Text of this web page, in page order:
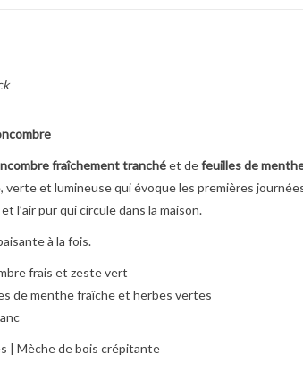
fraîchement tranchéet defeuilles de
verte et lumineuse qui évoque les premières
l’air pur qui circule dans la maison.
à la fois.
frais et zeste vert
de menthe fraîche et herbes vertes
| Mèche de bois crépitante